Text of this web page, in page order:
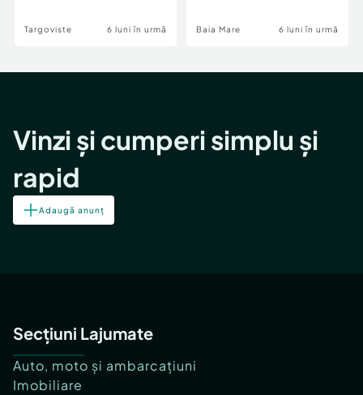
Targoviste 6 luni în urmă Baia Mare 6 luni în urmă
Vinzi și cumperi simplu și
rapid
Adaugă anunț
Secțiuni Lajumate
Auto, moto și ambarcațiuni
Imobiliare